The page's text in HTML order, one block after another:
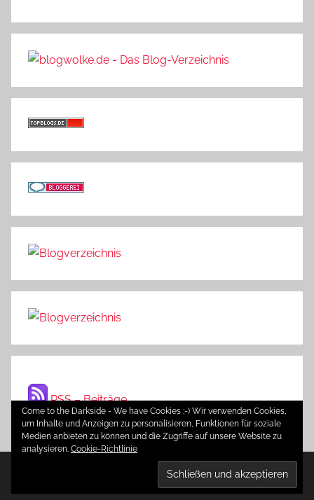
RSS – Beiträge
WordPress-Theme: Donovan von ThemeZee.
Come to the Darkside - We have Cookies ;-) Wir verwenden Cookies,
um Inhalte und Anzeigen zu personalisieren, Funktionen für soziale
Medien anbieten zu können und die Zugriffe auf unsere Website zu
analysieren. Cookie-Richtlinie